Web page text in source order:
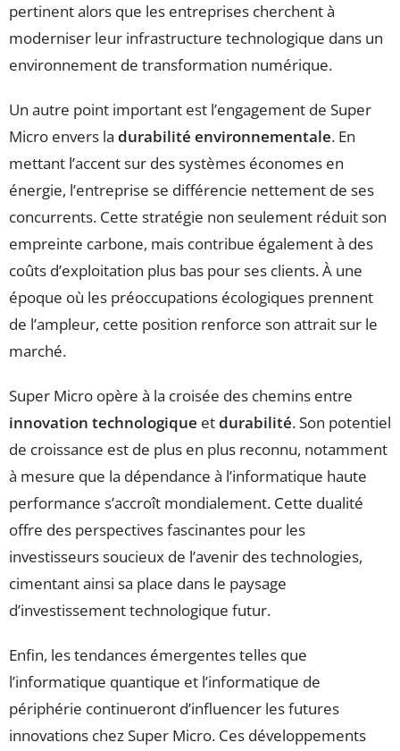
pertinent alors que les entreprises cherchent à
moderniser leur infrastructure technologique dans un
environnement de transformation numérique.
Un autre point important est l’engagement de Super
Micro envers la durabilité environnementale. En
mettant l’accent sur des systèmes économes en
énergie, l’entreprise se différencie nettement de ses
concurrents. Cette stratégie non seulement réduit son
empreinte carbone, mais contribue également à des
coûts d’exploitation plus bas pour ses clients. À une
époque où les préoccupations écologiques prennent
de l’ampleur, cette position renforce son attrait sur le
marché.
Super Micro opère à la croisée des chemins entre
innovation technologique etdurabilité. Son potentiel
de croissance est de plus en plus reconnu, notamment
à mesure que la dépendance à l’informatique haute
performance s’accroît mondialement. Cette dualité
offre des perspectives fascinantes pour les
investisseurs soucieux de l’avenir des technologies,
cimentant ainsi sa place dans le paysage
d’investissement technologique futur.
Enfin, les tendances émergentes telles que
l’informatique quantique et l’informatique de
périphérie continueront d’influencer les futures
innovations chez Super Micro. Ces développements